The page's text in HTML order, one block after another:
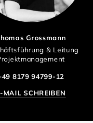
Grossmann
& Leitung
8179 94799-12
MAIL SCHREIBEN